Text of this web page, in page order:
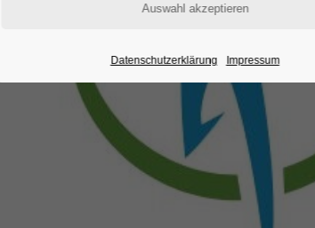
Datenschutzerklärung Impressum